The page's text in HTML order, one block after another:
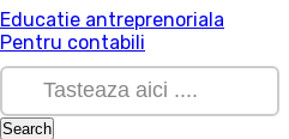
Educatie antreprenoriala
Pentru contabili